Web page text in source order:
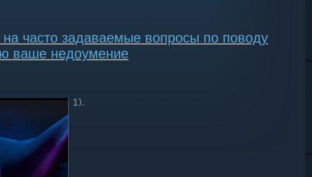
часто задаваемые вопросы по поводу
ваше недоумение
1).